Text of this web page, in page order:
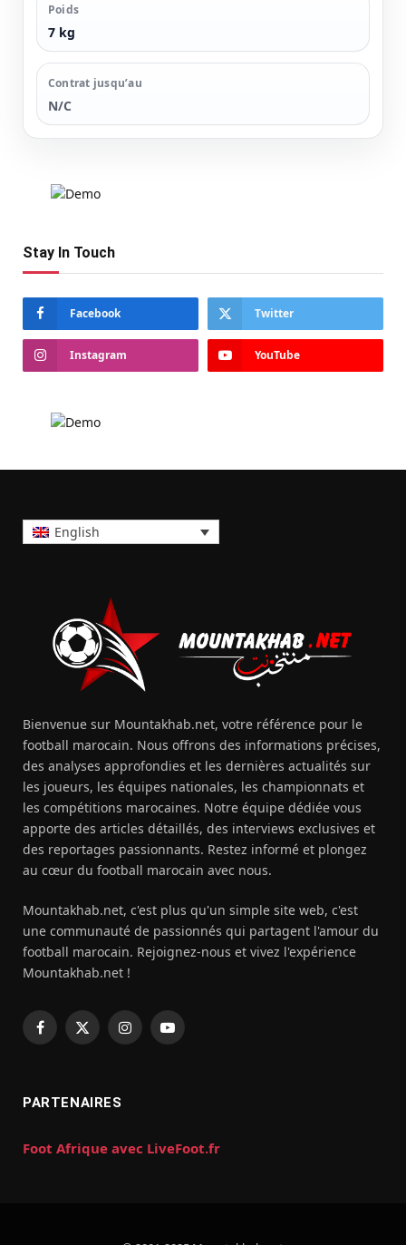
Poids
7 kg
Contrat jusqu’au
N/C
Stay In Touch
Facebook Twitter
Instagram YouTube
English
Bienvenue sur Mountakhab.net, votre référence pour le
football marocain. Nous offrons des informations précises,
des analyses approfondies et les dernières actualités sur
les joueurs, les équipes nationales, les championnats et
les compétitions marocaines. Notre équipe dédiée vous
apporte des articles détaillés, des interviews exclusives et
des reportages passionnants. Restez informé et plongez
au cœur du football marocain avec nous.
Mountakhab.net, c'est plus qu'un simple site web, c'est
une communauté de passionnés qui partagent l'amour du
football marocain. Rejoignez-nous et vivez l'expérience
Mountakhab.net !
Facebook
X
InstagramYouTube
PARTENAIRES
Foot Afrique avec LiveFoot.fr